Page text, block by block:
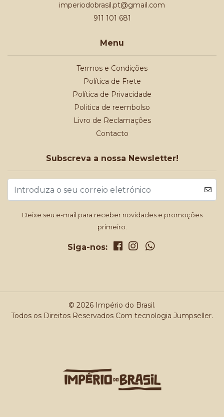
imperiodobrasil.pt@gmail.com
911 101 681
Menu
Termos e Condições
Política de Frete
Política de Privacidade
Politica de reembolso
Livro de Reclamações
Contacto
Subscreva a nossa Newsletter!
Deixe seu e-mail para receber novidades e promoções
primeiro.
Siga-nos:
© 2026 Império do Brasil.
Todos os Direitos Reservados Com tecnologia Jumpseller.